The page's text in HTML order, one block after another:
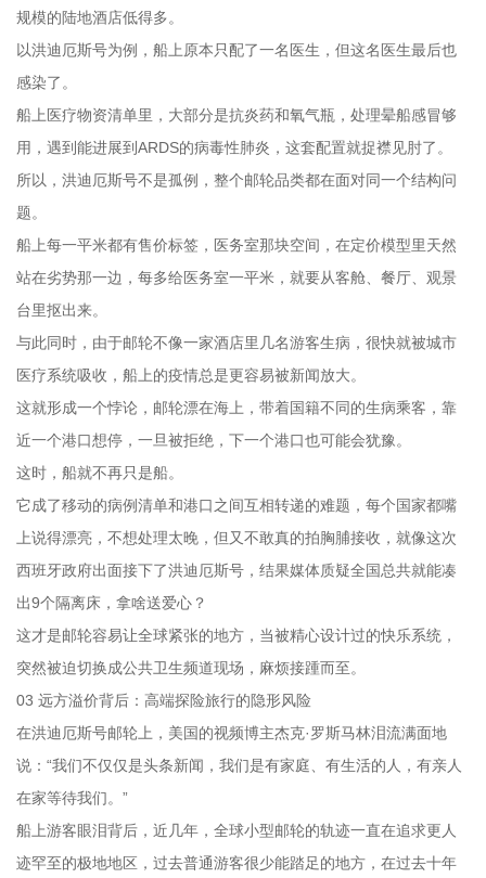
规模的陆地酒店低得多。
以洪迪厄斯号为例，船上原本只配了一名医生，但这名医生最后也
感染了。
船上医疗物资清单里，大部分是抗炎药和氧气瓶，处理晕船感冒够
用，遇到能进展到ARDS的病毒性肺炎，这套配置就捉襟见肘了。
所以，洪迪厄斯号不是孤例，整个邮轮品类都在面对同一个结构问
题。
船上每一平米都有售价标签，医务室那块空间，在定价模型里天然
站在劣势那一边，每多给医务室一平米，就要从客舱、餐厅、观景
台里抠出来。
与此同时，由于邮轮不像一家酒店里几名游客生病，很快就被城市
医疗系统吸收，船上的疫情总是更容易被新闻放大。
这就形成一个悖论，邮轮漂在海上，带着国籍不同的生病乘客，靠
近一个港口想停，一旦被拒绝，下一个港口也可能会犹豫。
这时，船就不再只是船。
它成了移动的病例清单和港口之间互相转递的难题，每个国家都嘴
上说得漂亮，不想处理太晚，但又不敢真的拍胸脯接收，就像这次
西班牙政府出面接下了洪迪厄斯号，结果媒体质疑全国总共就能凑
出9个隔离床，拿啥送爱心？
这才是邮轮容易让全球紧张的地方，当被精心设计过的快乐系统，
突然被迫切换成公共卫生频道现场，麻烦接踵而至。
03 远方溢价背后：高端探险旅行的隐形风险
在洪迪厄斯号邮轮上，美国的视频博主杰克·罗斯马林泪流满面地
说：“我们不仅仅是头条新闻，我们是有家庭、有生活的人，有亲人
在家等待我们。”
船上游客眼泪背后，近几年，全球小型邮轮的轨迹一直在追求更人
迹罕至的极地地区，过去普通游客很少能踏足的地方，在过去十年